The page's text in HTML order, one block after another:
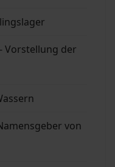
Vorstellung der
von